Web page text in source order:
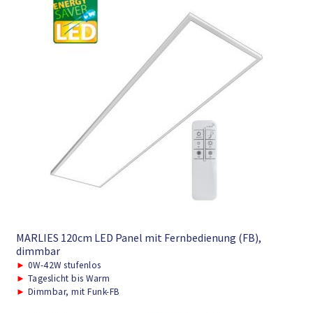
MARLIES 120cm LED Panel mit Fernbedienung (FB),
dimmbar
► 0W-42W stufenlos
► Tageslicht bis Warm
► Dimmbar, mit Funk-FB